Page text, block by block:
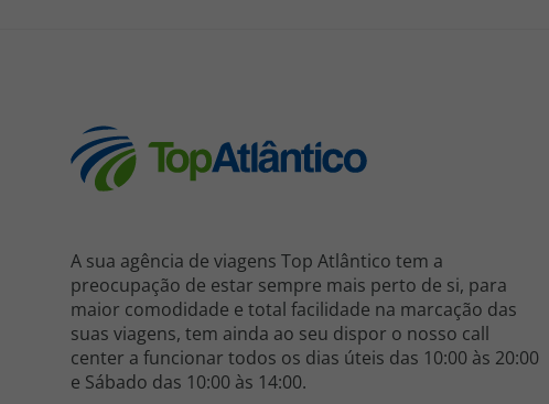
A sua agência de viagens Top Atlântico tem a
preocupação de estar sempre mais perto de si, para
maior comodidade e total facilidade na marcação das
suas viagens, tem ainda ao seu dispor o nosso call
center a funcionar todos os dias úteis das 10:00 às 20:00
e Sábado das 10:00 às 14:00.